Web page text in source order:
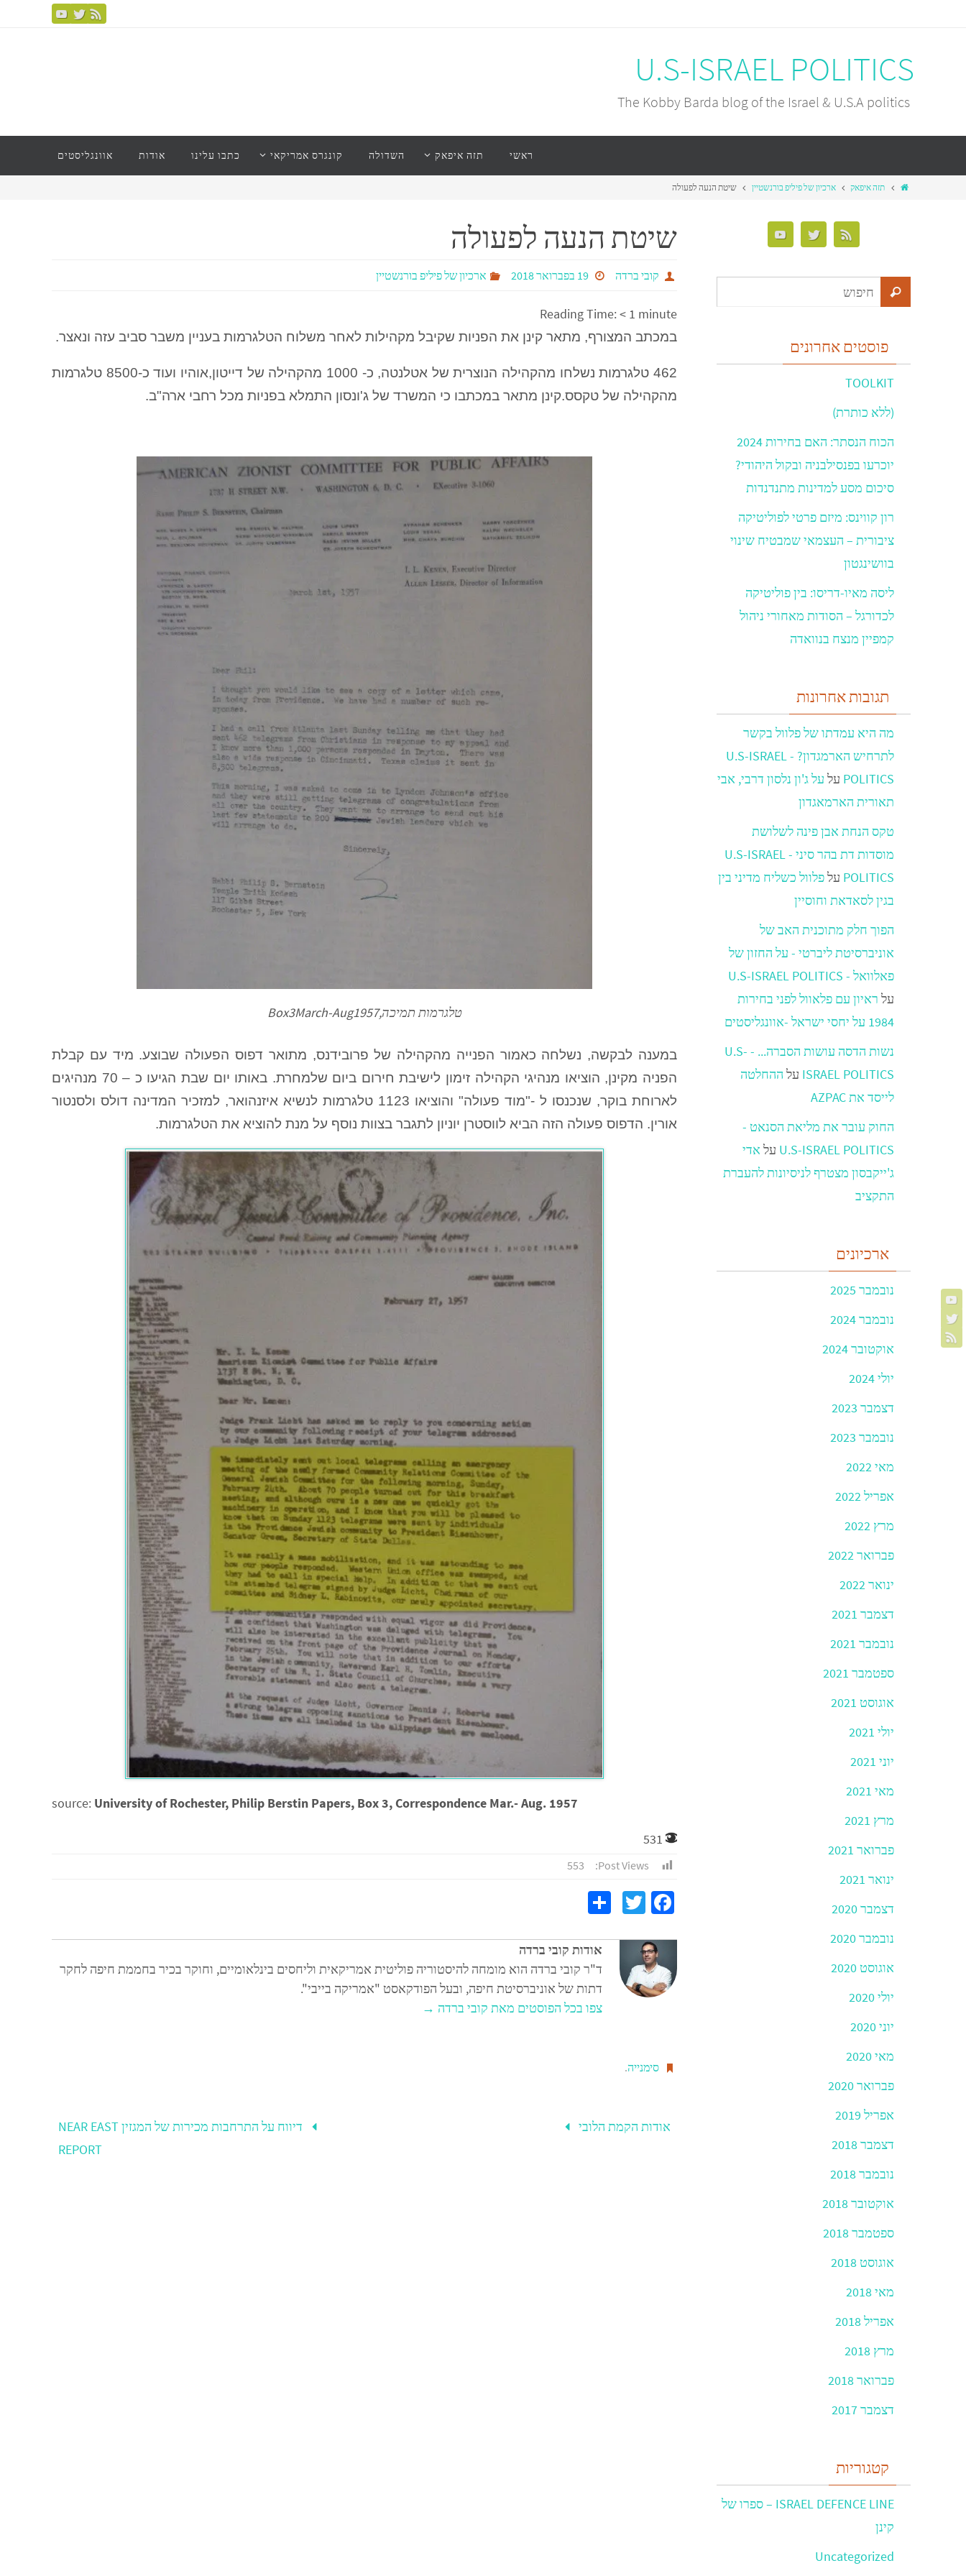
U.S-ISRAEL POLITICS
The Kobby Barda blog of the Israel & U.S.A politics
ראשי תזה איפאק השדולה קונגרס אמריקאי כתבו עלינו אודות אוונגליסטים
תזה איפאק ארכיון של פיליפ בורנשטיין שיטת הנעה לפעולה
שיטת הנעה לפעולה
קובי ברדה 19 בפברואר 2018 ארכיון של פיליפ בורנשטיין
Reading Time:< 1 minute
במכתב המצורף, מתאר קינן את הפניות שקיבל מקהילות לאחר משלוח הטלגרמות בעניין משבר סביב עזה ונאצר.
462 טלגרמות נשלחו מהקהילה הנוצרית של אטלנטה, כ- 1000 מהקהילה של דייטון,אוהיו ועוד כ-8500 טלגרמות
מהקהילה של טקסס.קינן מתאר במכתבו כי המשרד של ג'ונסון התמלא בפניות מכל רחבי ארה"ב.
טלגרמות תמיכה,Box3March-Aug1957
במענה לבקשה, נשלחה כאמור הפנייה מהקהילה של פרובידנס, מתואר דפוס הפעולה שבוצע. מיד עם קבלת
הפניה מקינן, הוציאו מנהיגי הקהילה זימון לישיבת חירום ביום שלמחרת. באותו יום שבת הגיעו כ – 70 מנהיגים
לארוחת בוקר, שנכנסו ל -"מוד פעולה" והוציאו 1123 טלגרמות לנשיא איזנהואר, למזכיר המדינה דולס ולסנטור
אורין. הדפוס פעולה הזה הביא לווסטרן יוניון לתגבר בצוות נוסף על מנת להוציא את הטלגרמות.
source: University of Rochester, Philip Berstin Papers, Box 3, Correspondence Mar.- Aug. 1957
Post Views:
553
Fa
b
o
o
T
tt
er
ar
e
אודות קובי ברדה
ד"ר קובי ברדה הוא מומחה להיסטוריה פוליטית אמריקאית וליחסים בינלאומיים, וחוקר בכיר בחממת חיפה לחקר
דתות של אוניברסיטת חיפה, ובעל הפודקאסט "אמריקה בייבי".
צפו בכל הפוסטים מאת קובי ברדה →
סימנייה.
דיווח על התרחבות מכירות של המגזין NEAR EAST
REPORT
אודות הקמת הלובי
פוסטים אחרונים
TOOLKIT
(ללא כותרת)
הכוח הנסתר: האם בחירות 2024
יוכרעו בפנסילבניה ובקול היהודי?
סיכום מסע למדינות מתנדנדות
רון קווינס: מיזם פרטי לפוליטיקה
ציבורית – העצמאי שמבטיח שינוי
בוושינגטון
ליסה מאיו-דריסו: בין פוליטיקה
לכדורגל – הסודות מאחורי ניהול
קמפיין מנצח בנוואדה
תגובות אחרונות
מה היא עמדתו של פלוול בקשר
לתרחיש הארמגדון? - U.S-ISRAEL
POLITICS על על ג'ון נלסון דרבי, אבי
תאורית הארמאגדון
טקס הנחת אבן פינה לשלושת
מוסדות דת בהר סיני - U.S-ISRAEL
POLITICS עלפלוול כשליח מדיני בין
בגין לסאדאת וחוסיין
הפוך חלק מתוכנית האב של
אוניברסיטת ליברטי - על החזון של
פאלוואל - U.S-ISRAEL POLITICS
על ראיון עם פלאוול לפני בחירות
1984 על יחסי ישראל -אוונגליסטים
נשות הדסה עושות הסברה... - U.S-
ISRAEL POLITICS על ההחלטה
לייסד את AZPAC
החוק עובר את מליאת הסנאט -
U.S-ISRAEL POLITICS על אדי
ג'ייקבסון מצטרף לניסיונות להעברת
התקציב
ארכיונים
נובמבר 2025
נובמבר 2024
אוקטובר 2024
יולי 2024
דצמבר 2023
נובמבר 2023
מאי 2022
אפריל 2022
מרץ 2022
פברואר 2022
ינואר 2022
דצמבר 2021
נובמבר 2021
ספטמבר 2021
אוגוסט 2021
יולי 2021
יוני 2021
מאי 2021
מרץ 2021
פברואר 2021
ינואר 2021
דצמבר 2020
נובמבר 2020
אוגוסט 2020
יולי 2020
יוני 2020
מאי 2020
פברואר 2020
אפריל 2019
דצמבר 2018
נובמבר 2018
אוקטובר 2018
ספטמבר 2018
אוגוסט 2018
מאי 2018
אפריל 2018
מרץ 2018
פברואר 2018
דצמבר 2017
קטגוריות
ISRAEL DEFENCE LINE – ספרו של
קינן
Uncategorized